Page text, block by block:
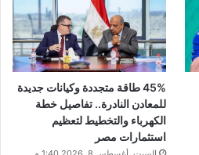
45% طاقة متجددة وكيانات جديدة
للمعادن النادرة.. تفاصيل خطة
الكهرباء والتخطيط لتعظيم
استثمارات مصر